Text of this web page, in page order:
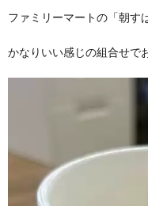
ファミリーマートの「朝す
かなりいい感じの組合せで